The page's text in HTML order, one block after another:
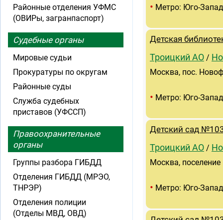
• Метро: Юго-
Детская
Троицкий АО /
Москва, пос.
• Метро: Юго-
Детский сад
Троицкий АО /
Москва,
• Метро: Юго-
Районные отделения УФМС
(ОВИРы, загранпаспорт)
Судебные органы
Мировые судьи
Прокуратуры по округам
Районные суды
Служба судебных
приставов (УФССП)
Правоохранительные
органы
Группы разбора ГИБДД
Отделения ГИБДД (МРЭО,
ТНРЭР)
Отделения полиции
(Отделы МВД, ОВД)